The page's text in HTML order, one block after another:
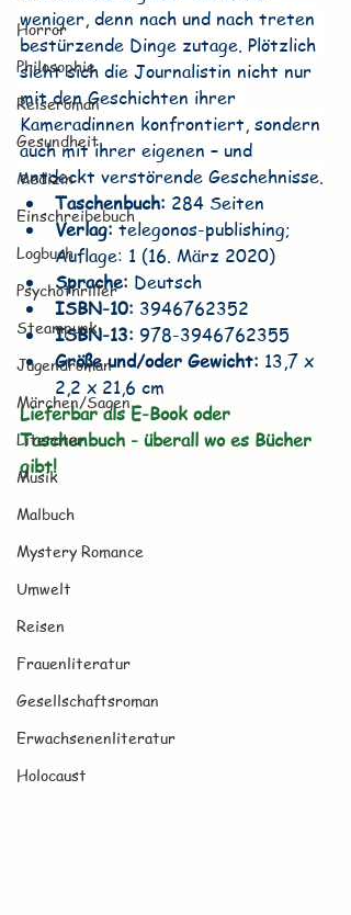
Horror
Philosophie
Reiseroman
Gesundheit
Medizin
Einschreibebuch
Logbuch
Psychothriller
Steampunk
Jugendroman
Märchen/Sagen
Literatur
Musik
Malbuch
Mystery Romance
Umwelt
Reisen
Frauenliteratur
Gesellschaftsroman
Erwachsenenliteratur
Holocaust
weniger, denn nach und nach treten
bestürzende Dinge zutage. Plötzlich
sieht sich die Journalistin nicht nur
mit den Geschichten ihrer
Kameradinnen konfrontiert, sondern
auch mit ihrer eigenen – und
entdeckt verstörende Geschehnisse.
Taschenbuch: 284 Seiten
Verlag: telegonos-publishing;
Auflage: 1 (16. März 2020)
Sprache: Deutsch
ISBN-10: 3946762352
ISBN-13: 978-3946762355
Größe und/oder Gewicht: 13,7 x
2,2 x 21,6 cm
Lieferbar als E-Book oder
Taschenbuch - überall wo es Bücher
gibt!